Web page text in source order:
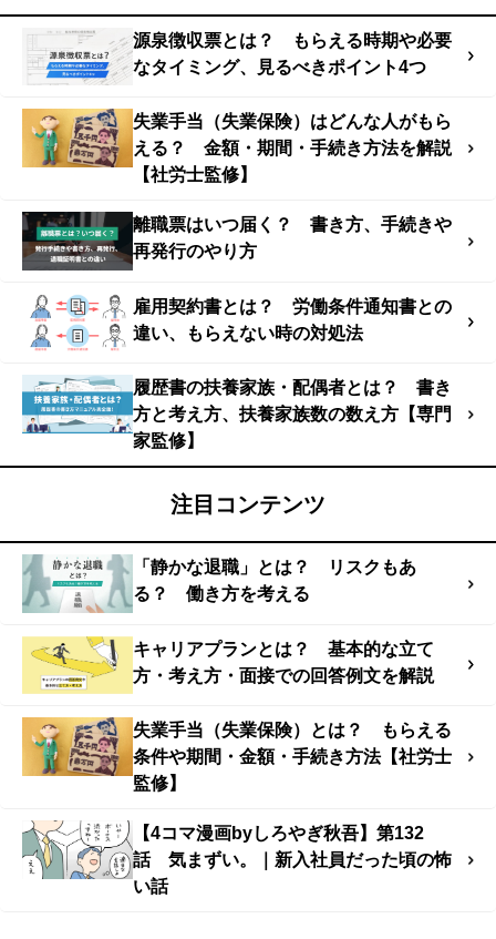
源泉徴収票とは？ もらえる時期や必要
なタイミング、見るべきポイント4つ
失業手当（失業保険）はどんな人がもら
える？ 金額・期間・手続き方法を解説
【社労士監修】
離職票はいつ届く？ 書き方、手続きや
再発行のやり方
雇用契約書とは？ 労働条件通知書との
違い、もらえない時の対処法
履歴書の扶養家族・配偶者とは？ 書き
方と考え方、扶養家族数の数え方【専門
家監修】
注目コンテンツ
「静かな退職」とは？ リスクもあ
る？ 働き方を考える
キャリアプランとは？ 基本的な立て
方・考え方・面接での回答例文を解説
失業手当（失業保険）とは？ もらえる
条件や期間・金額・手続き方法【社労士
監修】
【4コマ漫画byしろやぎ秋吾】第132
話 気まずい。｜新入社員だった頃の怖
い話